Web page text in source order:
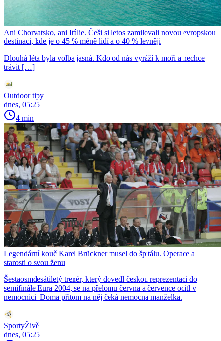
Ani Chorvatsko, ani Itálie. Češi si letos zamilovali novou evropskou
destinaci, kde je o 45 % méně lidí a o 40 % levněji
Dlouhá léta byla volba jasná. Kdo od nás vyráží k moři a nechce
trávit […]
Outdoor tipy
dnes, 05:25
4 min
Legendární kouč Karel Brückner musel do špitálu. Operace a
starosti o svou ženu
Šestaosmdesátiletý trenér, který dovedl českou reprezentaci do
semifinále Eura 2004, se na přelomu června a července ocitl v
nemocnici. Doma přitom na něj čeká nemocná manželka.
SportyŽivě
dnes, 05:25